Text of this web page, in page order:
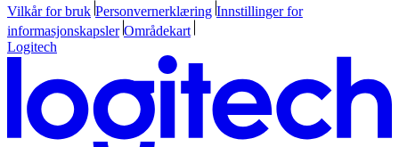
Vilkår for bruk Personvernerklæring Innstillinger for
informasjonskapsler Områdekart
Logitech